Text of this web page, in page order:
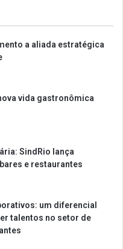
a aliada estratégica
vida gastronômica
SindRio lança
e restaurantes
um diferencial
talentos no setor de